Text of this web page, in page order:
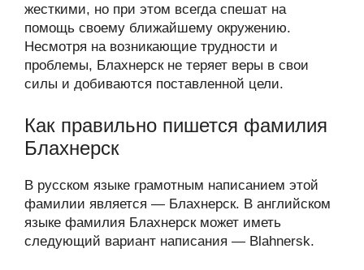
жесткими, но при этом всегда спешат на
помощь своему ближайшему окружению.
Несмотря на возникающие трудности и
проблемы, Блахнерск не теряет веры в свои
силы и добиваются поставленной цели.
Как правильно пишется фамилия
Блахнерск
В русском языке грамотным написанием этой
фамилии является — Блахнерск. В английском
языке фамилия Блахнерск может иметь
следующий вариант написания — Blahnersk.